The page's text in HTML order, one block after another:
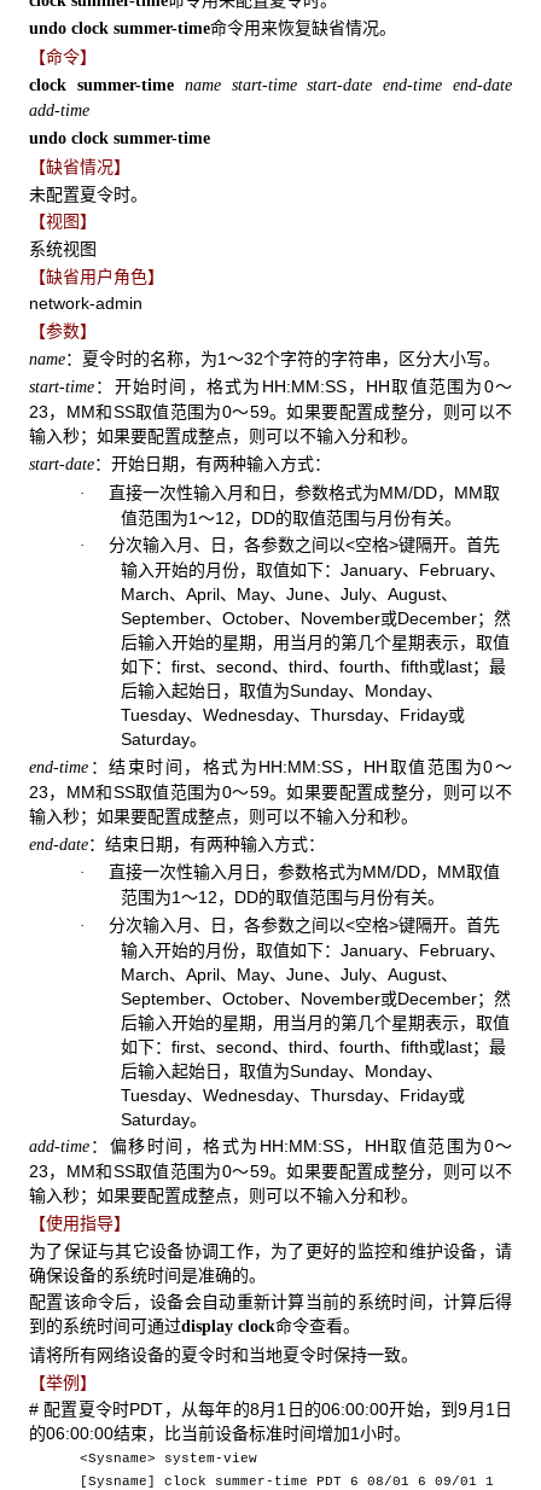
undo clock summer-time命令用来恢复缺省情况。
【命令】
clock summer-time name start-time start-date end-time
end-date
add-time
undo clock summer-time
【缺省情况】
未配置夏令时。
【视图】
系统视图
【缺省用户角色】
network-admin
【参数】
name：夏令时的名称，为1～32个字符的字符串，区分大小写。
start-time ：开始时间，格式为HH:MM:SS，HH取值范围为0～
23，MM和SS取值范围为0～59。如果要配置成整分，则可以不
输入秒；如果要配置成整点，则可以不输入分和秒。
start-date：开始日期，有两种输入方式：
· 直接一次性输入月和日，参数格式为MM/DD，MM取
值范围为1～12，DD的取值范围与月份有关。
· 分次输入月、日，各参数之间以<空格>键隔开。首先
输入开始的月份，取值如下： January、 February、
March、 April、 May、 June、 July、 August、
September、 October、 November或December；然
后输入开始的星期，用当月的第几个星期表示，取值
如下： first、 second、 third、 fourth、 fifth或last；最
后输入起始日，取值为Sunday、 Monday、
Tuesday、 Wednesday、 Thursday、 Friday或
Saturday。
end-time ：结束时间，格式为HH:MM:SS，HH取值范围为0～
23，MM和SS取值范围为0～59。如果要配置成整分，则可以不
输入秒；如果要配置成整点，则可以不输入分和秒。
end-date：结束日期，有两种输入方式：
· 直接一次性输入月日，参数格式为MM/DD，MM取值
范围为1～12，DD的取值范围与月份有关。
· 分次输入月、日，各参数之间以<空格>键隔开。首先
输入开始的月份，取值如下： January、 February、
March、 April、 May、 June、 July、 August、
September、 October、 November或December；然
后输入开始的星期，用当月的第几个星期表示，取值
如下： first、 second、 third、 fourth、 fifth或last；最
后输入起始日，取值为Sunday、 Monday、
Tuesday、 Wednesday、 Thursday、 Friday或
Saturday。
add-time ：偏移时间，格式为HH:MM:SS，HH取值范围为0～
23，MM和SS取值范围为0～59。如果要配置成整分，则可以不
输入秒；如果要配置成整点，则可以不输入分和秒。
【使用指导】
为了保证与其它设备协调工作，为了更好的监控和维护设备，请
确保设备的系统时间是准确的。
配置该命令后，设备会自动重新计算当前的系统时间，计算后得
到的系统时间可通过display clock命令查看。
请将所有网络设备的夏令时和当地夏令时保持一致。
【举例】
# 配置夏令时PDT，从每年的8月1日的06:00:00开始，到9月1日
的06:00:00结束，比当前设备标准时间增加1小时。
<Sysname> system-view
[Sysname] clock summer-time PDT 6 08/01 6 09/01 1